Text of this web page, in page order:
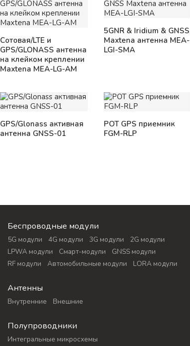
Сотовая/LTE и
GPS/GLONASS антенна
на клейком креплении
Maxtena MEA-LG-AM
5GNR & Iridium & GNSS
Maxtena антенна MEA-
LGI-SMA
GPS/Glonass активная
антенна GNSS-01
POT GPS приемник
FGM-RLP
Беспроводные модули
5G модули 4G модули 3G модули
2G модули
LPWA модули
Смарт-модули
GNSS модули
RF модули
Автомобильные модули LORA модули
Антенны
Внутренние Внешние
Полупроводники
Интегральные микросхемы